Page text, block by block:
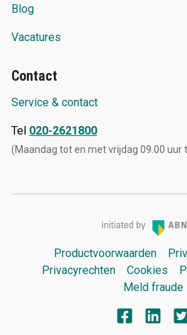
Blog
Vacatures
Contact
Service & contact
Tel 020-2621800
(Maandag tot en met vrijdag 09.00 uur
Productvoorwaarden
Privacyrechten
Cookies
Meld fraude